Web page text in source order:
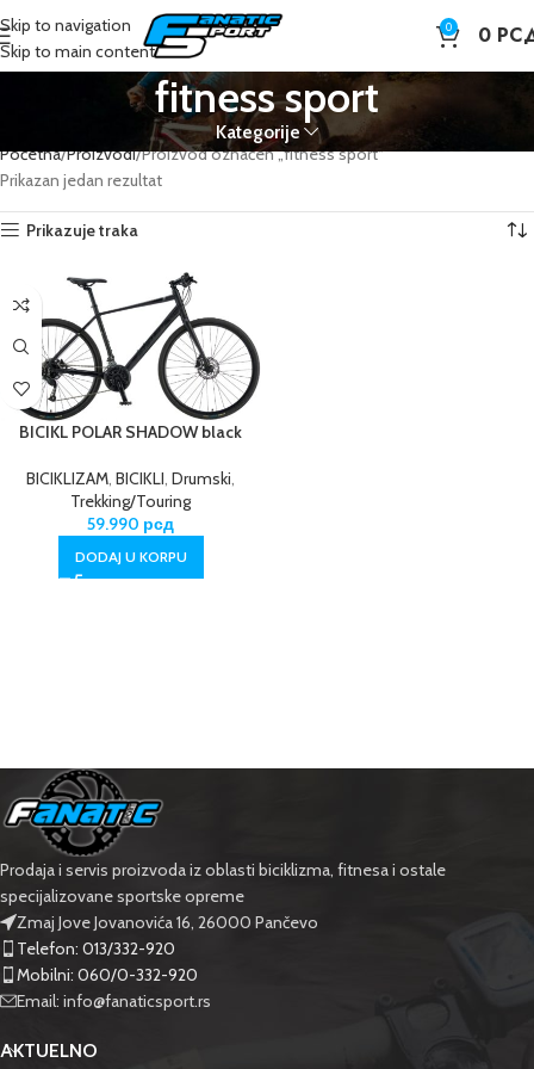
Skip to navigation
Skip to main content
0 0
fitness sport
Kategorije
Početna Proizvodi Proizvod označen „fitness sport“
Prikazan jedan rezultat
Prikazuje traka
BICIKL POLAR SHADOW black
BICIKLIZAM, BICIKLI, Drumski,
Trekking/Touring
59.990 рсд
DODAJ U KORPU
Prodaja i servis proizvoda iz oblasti biciklizma, fitnesa i ostale
specijalizovane sportske opreme
Zmaj Jove Jovanovića 16, 26000 Pančevo
Telefon: 013/332-920
Mobilni: 060/0-332-920
Email: info@fanaticsport.rs
AKTUELNO